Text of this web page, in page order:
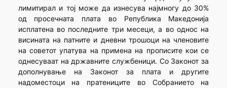
лимитирал и тој може да изнесува најмногу до 30%
од просечната плата во Република Македонија
исплатена во последните три месеци, а во однос на
висината на патните и дневни трошоци на членовите
на советот упатува на примена на прописите кои се
однесуваат на државните службеници. Со Законот за
дополнување на Законот за плата и другите
надоместоци на пратениците во Собранието на